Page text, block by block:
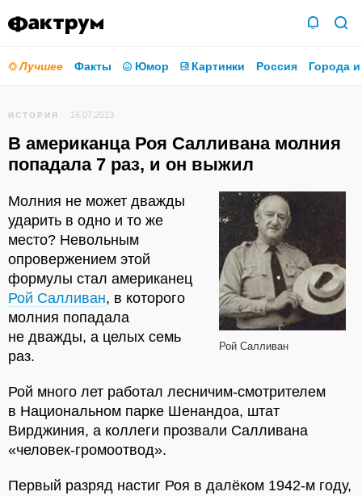
Лучшее Факты Юмор Картинки Россия Города
ИСТОРИЯ 16.07.2013
В американца Роя Салливана молния
попадала 7 раз, и он выжил
Рой Салливан
Молния не может дважды
ударить в одно и то же
место? Невольным
опровержением этой
формулы стал американец
Рой Салливан, в которого
молния попадала
не дважды, а целых семь
раз.
Рой много лет работал лесничим-смотрителем
в Национальном парке Шенандоа, штат
Вирджиния, а коллеги прозвали Салливана
«человек-громоотвод».
Первый разряд настиг Роя в далёком 1942-м году,